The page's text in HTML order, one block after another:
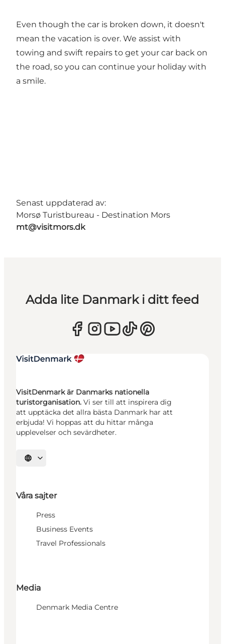
Even though the car is broken down, it doesn't
mean the vacation is over. We assist with
towing and swift repairs to get your car back on
the road, so you can continue your holiday with
a smile.
Senast uppdaterad av:
Morsø Turistbureau - Destination Mors
mt@visitmors.dk
Adda lite Danmark i ditt feed
VisitDenmark är Danmarks nationella
turistorganisation. Vi ser till att inspirera dig
att upptäcka det allra bästa Danmark har att
erbjuda! Vi hoppas att du hittar många
upplevelser och sevärdheter.
Välj språk
Våra sajter
Press
Business Events
Travel Professionals
Media
Denmark Media Centre